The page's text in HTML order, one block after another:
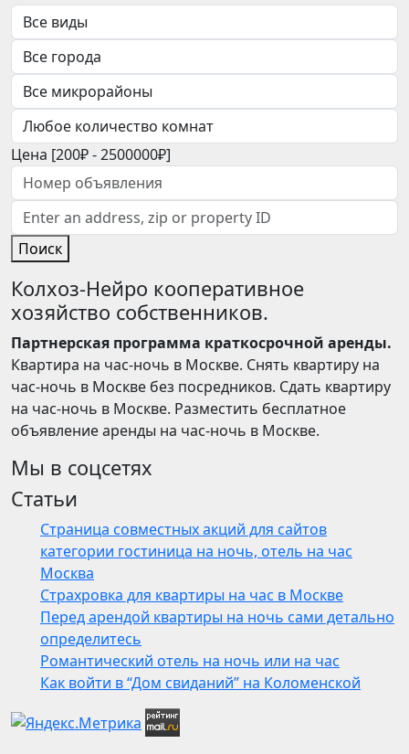
Цена [200₽-2500000₽]
Поиск
Колхоз-Нейро кооперативное
хозяйство собственников.
Партнерская программа краткосрочной аренды.
Квартира на час-ночь в Москве. Снять квартиру на
час-ночь в Москве без посредников. Сдать квартиру
на час-ночь в Москве. Разместить бесплатное
объявление аренды на час-ночь в Москве.
Мы в соцсетях
Статьи
Страница совместных акций для сайтов
категории гостиница на ночь, отель на час
Москва
Страхровка для квартиры на час в Москве
Перед арендой квартиры на ночь сами детально
определитесь
Романтический отель на ночь или на час
Как войти в “Дом свиданий” на Коломенской